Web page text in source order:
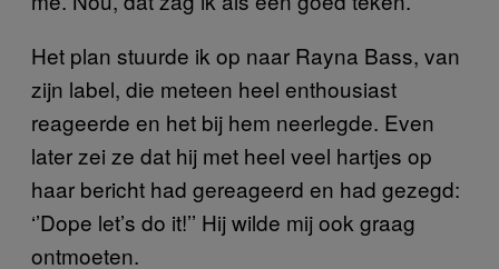
Het plan stuurde ik op naar Rayna Bass, van
zijn label, die meteen heel enthousiast
reageerde en het bij hem neerlegde. Even
later zei ze dat hij met heel veel hartjes op
haar bericht had gereageerd en had gezegd:
‘’Dope let’s do it!’’ Hij wilde mij ook graag
ontmoeten.